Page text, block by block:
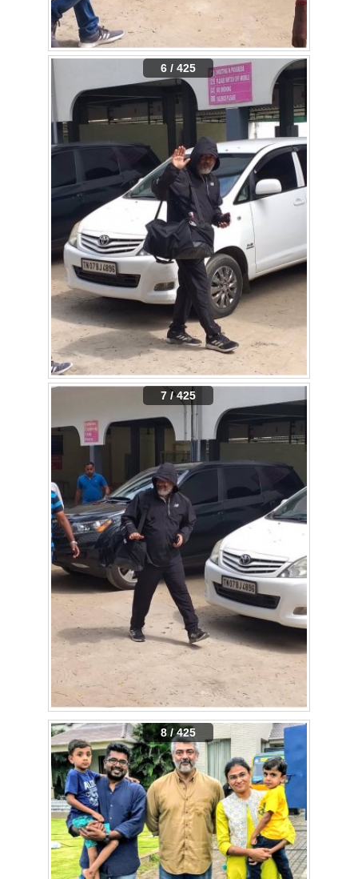
6 / 425
7 / 425
8 / 425